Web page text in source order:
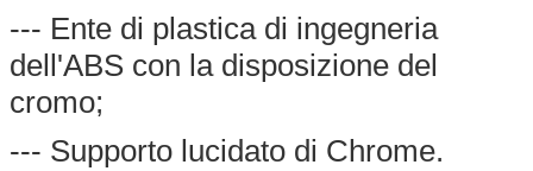
--- Ente di plastica di ingegneria
dell'ABS con la disposizione del
cromo;
--- Supporto lucidato di Chrome.